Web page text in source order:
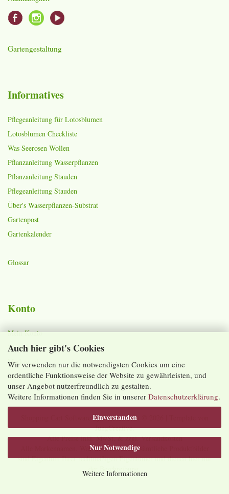
Auch hier gibt's Cookies
Wir verwenden nur die notwendigsten Cookies um eine
ordentliche Funktionsweise der Website zu gewährleisten, und
unser Angebot nutzerfreundlich zu gestalten.
Weitere Informationen finden Sie in unserer Datenschutzerklärung.
Einverstanden
Nur Notwendige
Weitere Informationen
Gartengestaltung
Informatives
Pflegeanleitung für Lotosblumen
Lotosblumen Checkliste
Was Seerosen Wollen
Pflanzanleitung Wasserpflanzen
Pflanzanleitung Stauden
Pflegeanleitung Stauden
Über's Wasserpflanzen-Substrat
Gartenpost
Gartenkalender
Glossar
Konto
Mein Konto
Warenkorb
Merkzettel
Lieferzeiten und Versandkosten
by Gambio.com © 2026 | Template von
JungCreative.
Alle Preise inkl. MwSt. & zzgl. Versandkosten
Alle Markennamen, Warenzeichen sowie sämtliche Produktbilder
sind Eigentum Ihrer rechtmäßigen Eigentümer und dienen hier nur
der Beschreibung.